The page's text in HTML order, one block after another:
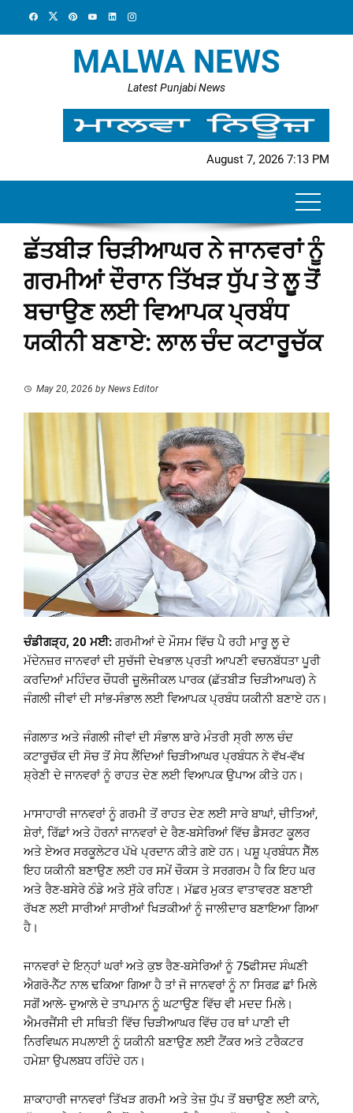
MALWA NEWS
Latest Punjabi News
August 7, 2026 7:13 PM
ਛੱਤਬੀੜ ਚਿੜੀਆਘਰ ਨੇ ਜਾਨਵਰਾਂ ਨੂੰ
ਗਰਮੀਆਂ ਦੌਰਾਨ ਤਿੱਖੜ ਧੁੱਪ ਤੇ ਲੂ ਤੋਂ
ਬਚਾਉਣ ਲਈ ਵਿਆਪਕ ਪ੍ਰਬੰਧ
ਯਕੀਨੀ ਬਣਾਏ: ਲਾਲ ਚੰਦ ਕਟਾਰੂਚੱਕ
May 20, 2026 by News Editor
ਚੰਡੀਗੜ੍ਹ, 20 ਮਈ: ਗਰਮੀਆਂ ਦੇ ਮੌਸਮ ਵਿੱਚ ਪੈ ਰਹੀ ਮਾਰੂ ਲੂ ਦੇ
ਮੱਦੇਨਜ਼ਰ ਜਾਨਵਰਾਂ ਦੀ ਸੁਚੱਜੀ ਦੇਖਭਾਲ ਪ੍ਰਤੀ ਆਪਣੀ ਵਚਨਬੱਧਤਾ ਪੂਰੀ
ਕਰਦਿਆਂ ਮਹਿੰਦਰ ਚੌਧਰੀ ਜ਼ੂਲੋਜੀਕਲ ਪਾਰਕ (ਛੱਤਬੀੜ ਚਿੜੀਆਘਰ) ਨੇ
ਜੰਗਲੀ ਜੀਵਾਂ ਦੀ ਸਾਂਭ-ਸੰਭਾਲ ਲਈ ਵਿਆਪਕ ਪ੍ਰਬੰਧ ਯਕੀਨੀ ਬਣਾਏ ਹਨ।
ਜੰਗਲਾਤ ਅਤੇ ਜੰਗਲੀ ਜੀਵਾਂ ਦੀ ਸੰਭਾਲ ਬਾਰੇ ਮੰਤਰੀ ਸ੍ਰੀ ਲਾਲ ਚੰਦ
ਕਟਾਰੂਚੱਕ ਦੀ ਸੋਚ ਤੋਂ ਸੇਧ ਲੈਂਦਿਆਂ ਚਿੜੀਆਘਰ ਪ੍ਰਬੰਧਨ ਨੇ ਵੱਖ-ਵੱਖ
ਸ਼੍ਰੇਣੀ ਦੇ ਜਾਨਵਰਾਂ ਨੂੰ ਰਾਹਤ ਦੇਣ ਲਈ ਵਿਆਪਕ ਉਪਾਅ ਕੀਤੇ ਹਨ।
ਮਾਸਾਹਾਰੀ ਜਾਨਵਰਾਂ ਨੂੰ ਗਰਮੀ ਤੋਂ ਰਾਹਤ ਦੇਣ ਲਈ ਸਾਰੇ ਬਾਘਾਂ, ਚੀਤਿਆਂ,
ਸ਼ੇਰਾਂ, ਰਿੱਛਾਂ ਅਤੇ ਹੋਰਨਾਂ ਜਾਨਵਰਾਂ ਦੇ ਰੈਣ-ਬਸੇਰਿਆਂ ਵਿੱਚ ਡੈਸਰਟ ਕੂਲਰ
ਅਤੇ ਏਅਰ ਸਰਕੂਲੇਟਰ ਪੱਖੇ ਪ੍ਰਦਾਨ ਕੀਤੇ ਗਏ ਹਨ। ਪਸ਼ੂ ਪ੍ਰਬੰਧਨ ਸੈੱਲ
ਇਹ ਯਕੀਨੀ ਬਣਾਉਣ ਲਈ ਹਰ ਸਮੇਂ ਚੌਕਸ ਤੇ ਸਰਗਰਮ ਹੈ ਕਿ ਇਹ ਘਰ
ਅਤੇ ਰੈਣ-ਬਸੇਰੇ ਠੰਡੇ ਅਤੇ ਸੁੱਕੇ ਰਹਿਣ। ਮੱਛਰ ਮੁਕਤ ਵਾਤਾਵਰਣ ਬਣਾਈ
ਰੱਖਣ ਲਈ ਸਾਰੀਆਂ ਸਾਰੀਆਂ ਖਿੜਕੀਆਂ ਨੂੰ ਜਾਲੀਦਾਰ ਬਣਾਇਆ ਗਿਆ
ਹੈ।
ਜਾਨਵਰਾਂ ਦੇ ਇਨ੍ਹਾਂ ਘਰਾਂ ਅਤੇ ਕੁਝ ਰੈਣ-ਬਸੇਰਿਆਂ ਨੂੰ 75ਫੀਸਦ ਸੰਘਣੀ
ਐਗਰੋ-ਨੈੱਟ ਨਾਲ ਢਕਿਆ ਗਿਆ ਹੈ ਤਾਂ ਜੋ ਜਾਨਵਰਾਂ ਨੂੰ ਨਾ ਸਿਰਫ਼ ਛਾਂ ਮਿਲੇ
ਸਗੋਂ ਆਲੇ- ਦੁਆਲੇ ਦੇ ਤਾਪਮਾਨ ਨੂੰ ਘਟਾਉਣ ਵਿੱਚ ਵੀ ਮਦਦ ਮਿਲੇ।
ਐਮਰਜੈਂਸੀ ਦੀ ਸਥਿਤੀ ਵਿੱਚ ਚਿੜੀਆਘਰ ਵਿੱਚ ਹਰ ਥਾਂ ਪਾਣੀ ਦੀ
ਨਿਰਵਿਘਨ ਸਪਲਾਈ ਨੂੰ ਯਕੀਨੀ ਬਣਾਉਣ ਲਈ ਟੈਂਕਰ ਅਤੇ ਟਰੈਕਟਰ
ਹਮੇਸ਼ਾ ਉਪਲਬਧ ਰਹਿੰਦੇ ਹਨ।
ਸ਼ਾਕਾਹਾਰੀ ਜਾਨਵਰਾਂ ਤਿੱਖੜ ਗਰਮੀ ਅਤੇ ਤੇਜ਼ ਧੁੱਪ ਤੋਂ ਬਚਾਉਣ ਲਈ ਕਾਨੇ,